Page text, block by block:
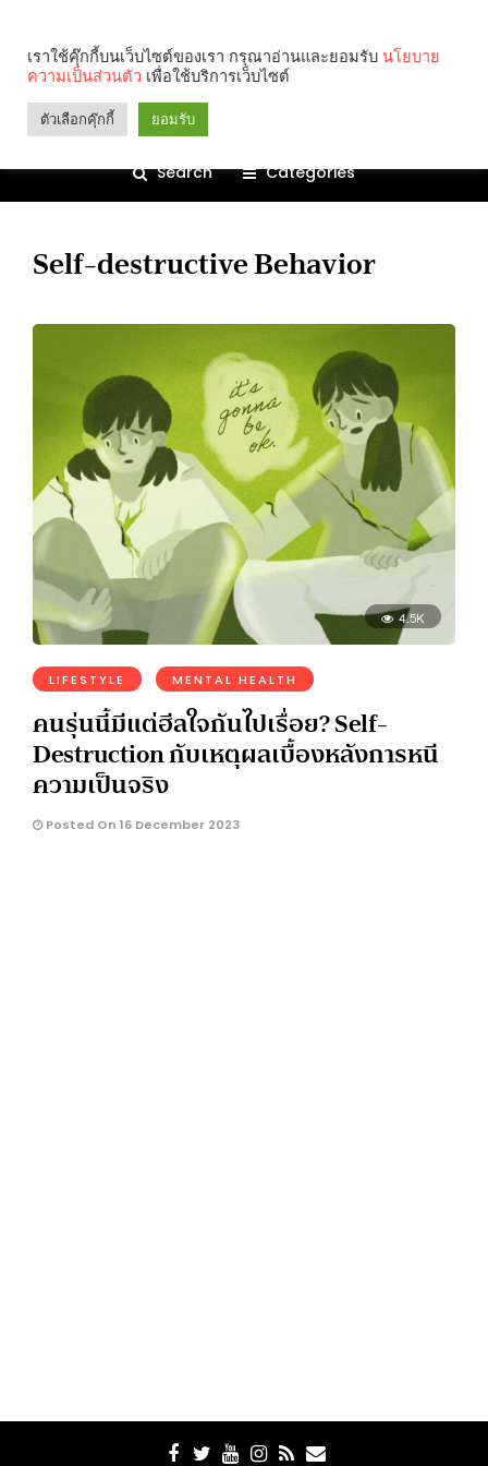
Search Categories
Self-destructive Behavior
4.5K
LIFESTYLE MENTAL HEALTH
คนรุ่นนี้มีแต่ฮีลใจกันไปเรื่อย? Self-
Destruction กับเหตุผลเบื้องหลังการหนี
ความเป็นจริง
Posted On 16 December 2023
เราใช้คุ๊กกี้บนเว็บไซต์ของเรา กรุณาอ่านและยอมรับ นโยบาย
ความเป็นส่วนตัว เพื่อใช้บริการเว็บไซต์
ตัวเลือกคุ๊กกี้ ยอมรับ